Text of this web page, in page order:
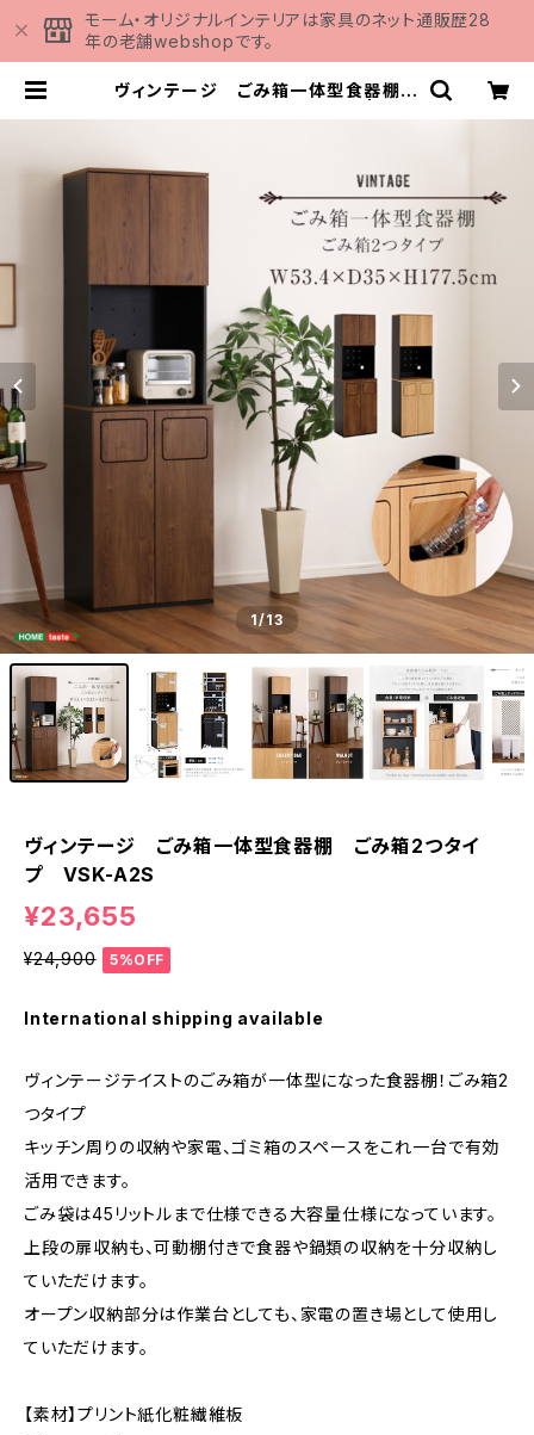
モーム・オリジナルインテリアは家具のネット通販歴28
年の老舗webshopです。
ヴィンテージ ごみ箱一体型食器棚
1/13
ヴィンテージ ごみ箱一体型食器棚 ごみ箱2つタイ
プ VSK-A2S
¥23,655
¥24,900 5%OFF
International shipping available
ヴィンテージテイストのごみ箱が一体型になった食器棚！ごみ箱2
つタイプ
キッチン周りの収納や家電、ゴミ箱のスペースをこれ一台で有効
活用できます。
ごみ袋は45リットルまで仕様できる大容量仕様になっています。
上段の扉収納も、可動棚付きで食器や鍋類の収納を十分収納し
ていただけます。
オープン収納部分は作業台としても、家電の置き場として使用し
ていただけます。
【素材】プリント紙化粧繊維板